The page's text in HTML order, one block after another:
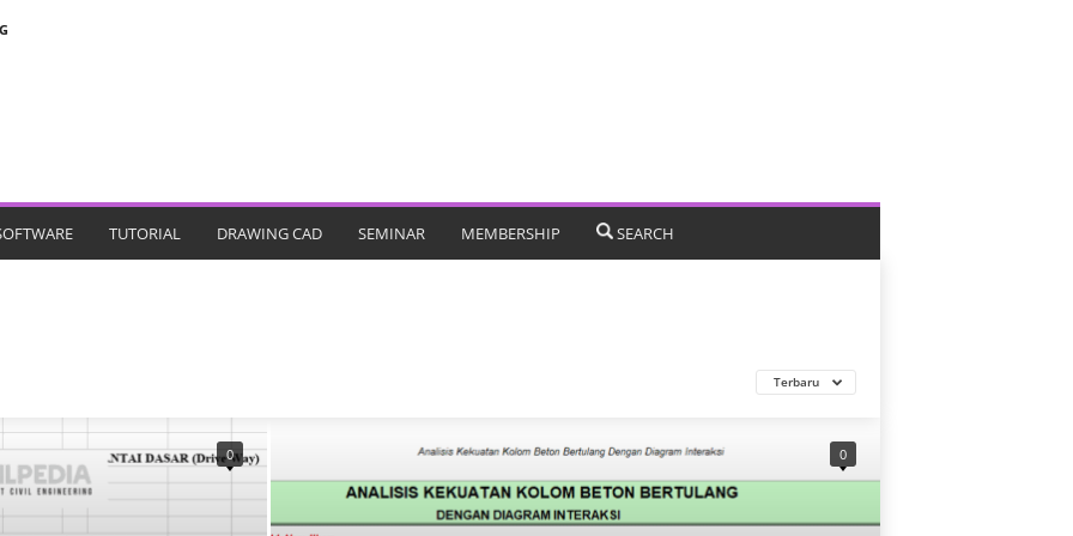
TUTORIAL DRAWING CAD SEMINAR MEMBERSHIP SEARCH
Terbaru
0 0